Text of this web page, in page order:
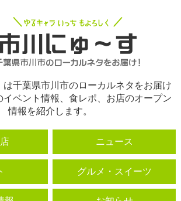
は千葉県市川市のローカルネタをお届け
イベント情報、食レポ、お店のオープン
情報を紹介します。
ニュース
グルメ・スイーツ